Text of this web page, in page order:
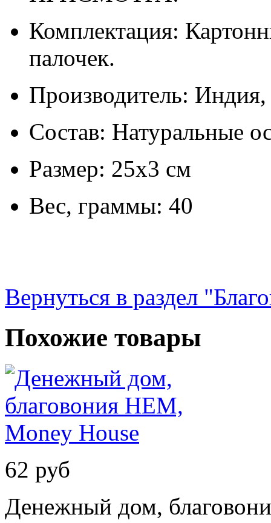
Комплектация:
палочек.
Производитель:
Состав: Натуральные
Размер: 25х3 см
Вес, граммы: 40
Вернуться в раздел
Похожие товары
62 руб
Денежный дом,